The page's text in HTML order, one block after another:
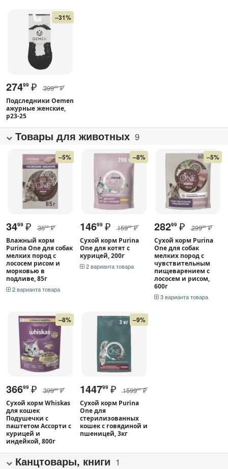
–31%
27499 ₽ 39999 ₽
Подследники Oemen
ажурные женские,
р23-25
Товары для животных 9
–5%
3499 ₽ 3699 ₽
Влажный корм
Purina One для собак
мелких пород с
лососем рисом и
морковью в
подливе, 85г
2 варианта товара
–8%
14699 ₽ 15999 ₽
Сухой корм Purina
One для котят с
курицей, 200г
2 варианта товара
–5%
28299 ₽ 29999 ₽
Сухой корм Purina
One для собак
мелких пород с
чувствительным
пищеварением с
лососем и рисом,
600г
3 варианта товара
–8%
36699 ₽ 39999 ₽
Сухой корм Whiskas
для кошек
Подушечки с
паштетом Ассорти с
курицей и
индейкой, 800г
–9%
144799 ₽ 159900 ₽
Сухой корм Purina
One для
стерилизованных
кошек с говядиной и
пшеницей, 3кг
Канцтовары, книги 1